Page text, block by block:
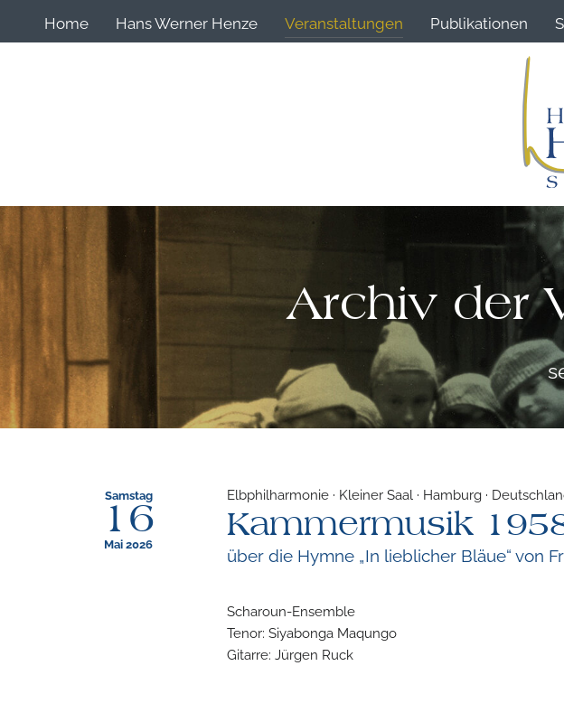
Home Hans Werner Henze Veranstaltungen Publikationen
Archiv der
Samstag
16
Mai 2026
Elbphilharmonie · Kleiner Saal · Hamburg ·
Kammermusik
über die Hymne „In lieblicher Bläue“ von
Scharoun-Ensemble
Tenor: Siyabonga Maqungo
Gitarre: Jürgen Ruck